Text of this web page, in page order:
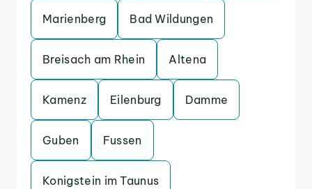
Marienberg Bad Wildungen
Breisach am Rhein Altena
Kamenz Eilenburg Damme
Guben Fussen
Konigstein im Taunus